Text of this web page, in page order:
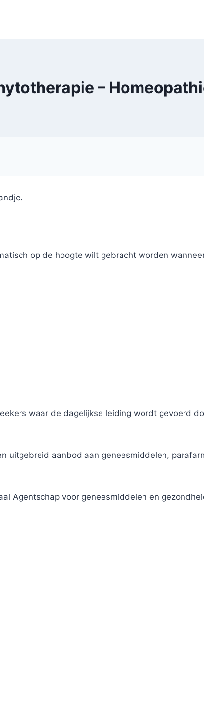
–
op de hoogte wilt gebracht worden
waar de dagelijkse leiding wordt gevoerd
uitgebreid aanbod aan geneesmiddelen,
Agentschap voor geneesmiddelen en